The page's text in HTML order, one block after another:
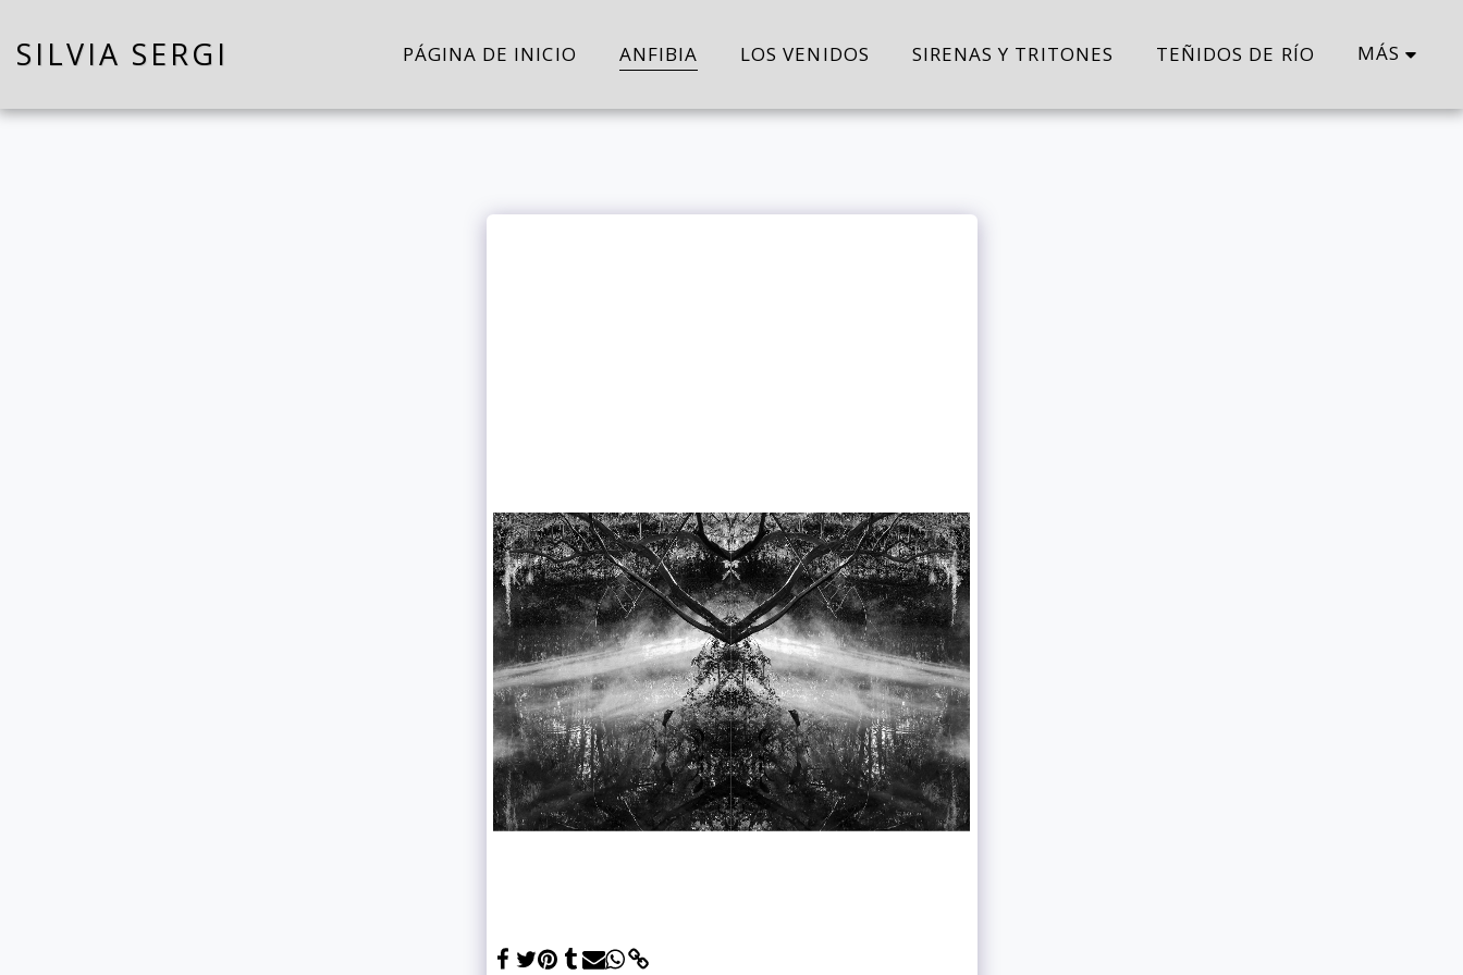
SILVIA SERGI PÁGINA DE INICIO ANFIBIA LOS VENIDOS SIRENAS Y TRITONES TEÑIDOS DE RÍO MÁS